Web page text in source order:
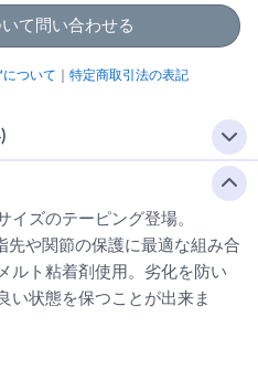
て問い合わせる
ついて 特定商取引法の表記
イズのテーピング登場。
や関節の保護に最適な組み合
ルト粘着剤使用。劣化を防い
い状態を保つことが出来ま